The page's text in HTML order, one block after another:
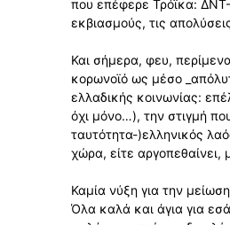
που επέφερε Τρόϊκα:
εκβιασμούς, τις
Και σήμερα, φευ,
κορωνοϊό ως μέσο
ελλαδικής κοινωνίας:
όχι μόνο…), την στιγμή
ταυτότητα-)ελληνικός
χώρα, είτε αργοπεθαίνει,
Καμία νύξη για την
Όλα καλά και άγια για